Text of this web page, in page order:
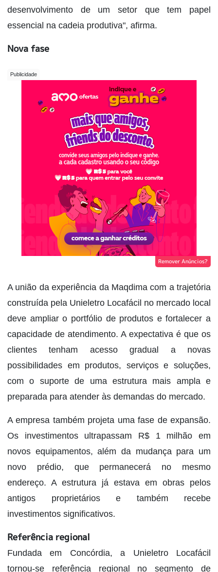
desenvolvimento de um setor que tem papel
essencial na cadeia produtiva", afirma.
Nova fase
Remover Anúncios?
A união da experiência da Maqdima com a trajetória
construída pela Unieletro Locafácil no mercado local
deve ampliar o portfólio de produtos e fortalecer a
capacidade de atendimento. A expectativa é que os
clientes tenham acesso gradual a novas
possibilidades em produtos, serviços e soluções,
com o suporte de uma estrutura mais ampla e
preparada para atender às demandas do mercado.
A empresa também projeta uma fase de expansão.
Os investimentos ultrapassam R$ 1 milhão em
novos equipamentos, além da mudança para um
novo prédio, que permanecerá no mesmo
endereço. A estrutura já estava em obras pelos
antigos proprietários e também recebe
investimentos significativos.
Referência regional
Fundada em Concórdia, a Unieletro Locafácil
tornou-se referência regional no segmento de